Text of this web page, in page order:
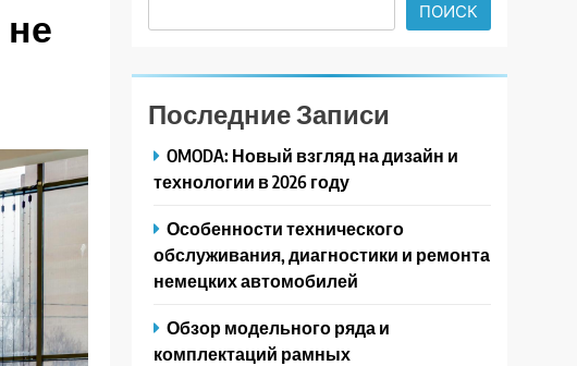
ПОИСК
Последние Записи
OMODA: Новый взгляд на дизайн и
технологии в 2026 году
Особенности технического
обслуживания, диагностики и ремонта
немецких автомобилей
Обзор модельного ряда и
комплектаций рамных